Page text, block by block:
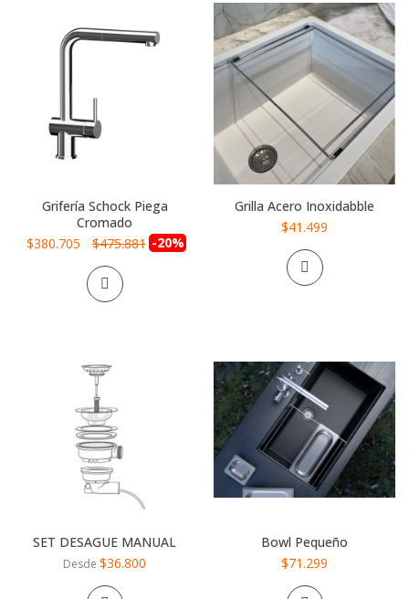
Grifería Schock Piega
Cromado
-20%
Precio
$380.705 $475.881
Grilla Acero Inoxidabble
$41.499
SET DESAGUE MANUAL
Desde $36.800
Bowl Pequeño
$71.299